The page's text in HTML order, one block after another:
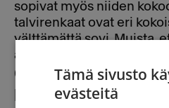
sopivat myös niiden
talvirenkaat ovat eri
välttämättä sovi. Muista,
ajaminen talvikeleillä on
Onko
laillista?
Tämä sivusto
evästeitä